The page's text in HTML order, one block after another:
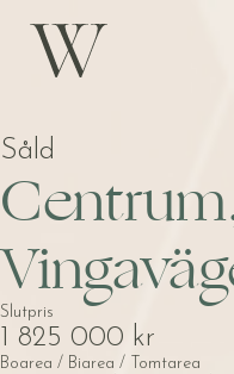
Såld
Slutpris
1 825 000 kr
Boarea / Biarea / Tomtarea